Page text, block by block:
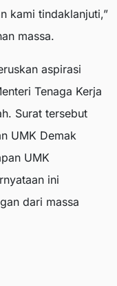
kami tindaklanjuti,”
massa.
aspirasi
Tenaga Kerja
Surat tersebut
UMK Demak
UMK
ini
dari massa